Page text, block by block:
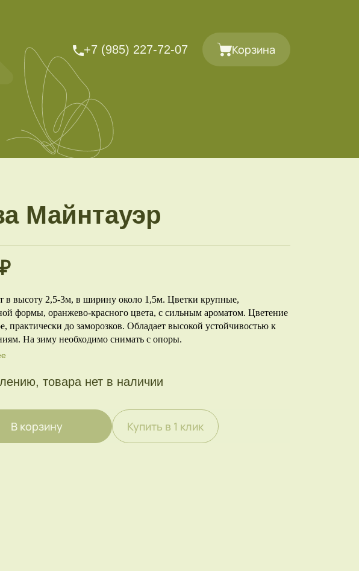
+7 (985) 227-72-07 Корзина
Майнтауэр
в высоту 2,5-3м, в ширину около 1,5м. Цветки крупные,
формы, оранжево-красного цвета, с сильным ароматом. Цветение
практически до заморозков. Обладает высокой устойчивостью к
На зиму необходимо снимать с опоры.
товара нет в наличии
В корзину Купить в 1 клик